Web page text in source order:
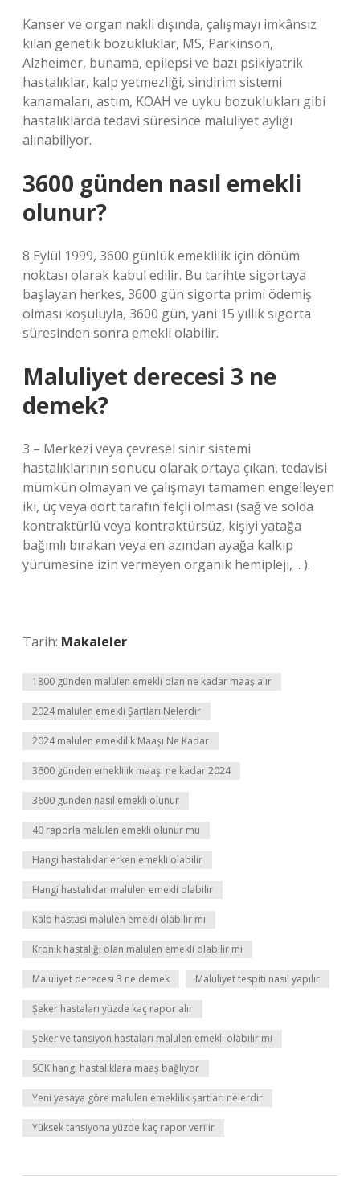
Kanser ve organ nakli dışında, çalışmayı imkânsız
kılan genetik bozukluklar, MS, Parkinson,
Alzheimer, bunama, epilepsi ve bazı psikiyatrik
hastalıklar, kalp yetmezliği, sindirim sistemi
kanamaları, astım, KOAH ve uyku bozuklukları gibi
hastalıklarda tedavi süresince maluliyet aylığı
alınabiliyor.
3600 günden nasıl emekli
olunur?
8 Eylül 1999, 3600 günlük emeklilik için dönüm
noktası olarak kabul edilir. Bu tarihte sigortaya
başlayan herkes, 3600 gün sigorta primi ödemiş
olması koşuluyla, 3600 gün, yani 15 yıllık sigorta
süresinden sonra emekli olabilir.
Maluliyet derecesi 3 ne
demek?
3 – Merkezi veya çevresel sinir sistemi
hastalıklarının sonucu olarak ortaya çıkan, tedavisi
mümkün olmayan ve çalışmayı tamamen engelleyen
iki, üç veya dört tarafın felçli olması (sağ ve solda
kontraktürlü veya kontraktürsüz, kişiyi yatağa
bağımlı bırakan veya en azından ayağa kalkıp
yürümesine izin vermeyen organik hemipleji, .. ).
Tarih: Makaleler
1800 günden malulen emekli olan ne kadar maaş alır
2024 malulen emekli Şartları Nelerdir
2024 malulen emeklilik Maaşı Ne Kadar
3600 günden emeklilik maaşı ne kadar 2024
3600 günden nasıl emekli olunur
40 raporla malulen emekli olunur mu
Hangi hastalıklar erken emekli olabilir
Hangi hastalıklar malulen emekli olabilir
Kalp hastası malulen emekli olabilir mi
Kronik hastalığı olan malulen emekli olabilir mi
Maluliyet derecesi 3 ne demek Maluliyet tespiti nasıl yapılır
Şeker hastaları yüzde kaç rapor alır
Şeker ve tansiyon hastaları malulen emekli olabilir mi
SGK hangi hastalıklara maaş bağlıyor
Yeni yasaya göre malulen emeklilik şartları nelerdir
Yüksek tansiyona yüzde kaç rapor verilir